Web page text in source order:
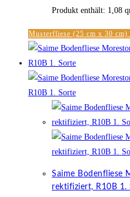
Produkt enthält: 1,08
Musterfliese (25 cm x 30 cm)
Saime Bodenfliese
rektifiziert, R10B 1.